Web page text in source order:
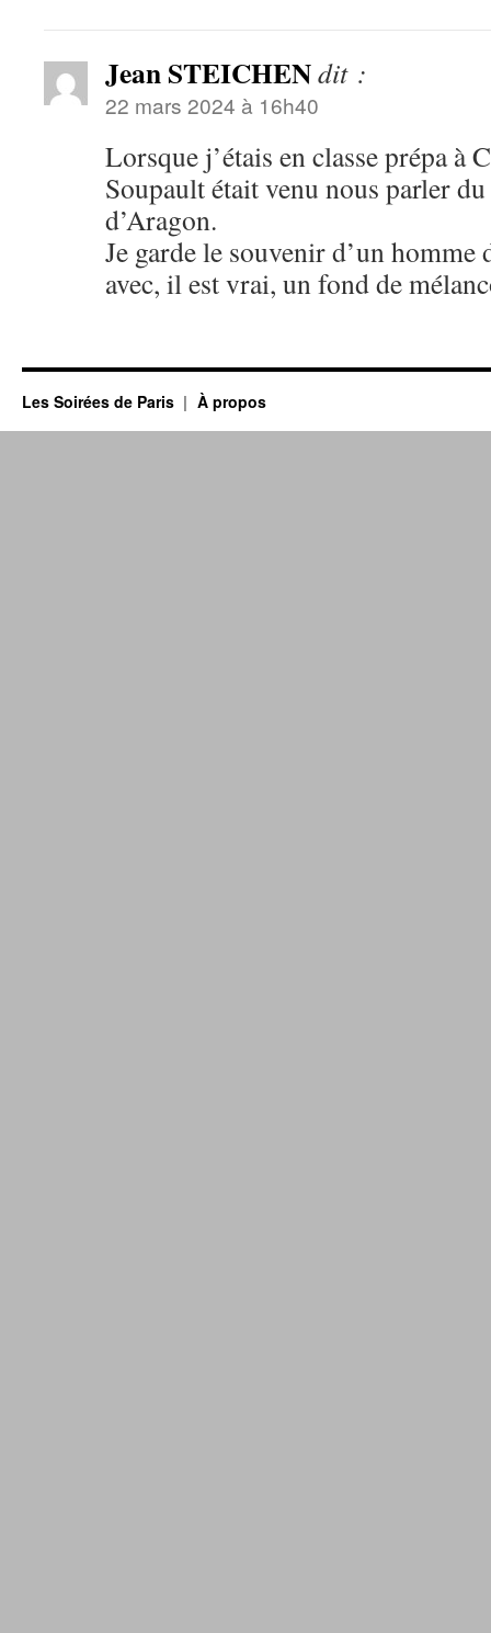
Jean STEICHENdit :
22 mars 2024 à 16h40
Lorsque j’étais en classe prépa à
Soupault était venu nous parler
d’Aragon.
Je garde le souvenir d’un homme
avec, il est vrai, un fond de
Les Soirées de Paris À propos